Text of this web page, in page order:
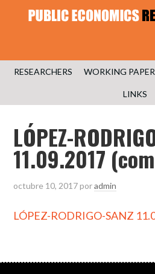
RESEARCHERS WORKING
LINKS
LÓPEZ-
11.09.2017
octubre 10, 2017poradmin
LÓPEZ-RODRIGO-SANZ